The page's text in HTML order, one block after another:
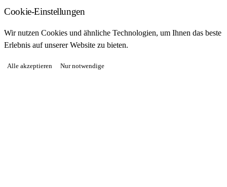
Cookie-Einstellungen
Wir nutzen Cookies und ähnliche Technologien, um Ihnen das beste
Erlebnis auf unserer Website zu bieten.
Alle akzeptieren Nur notwendige